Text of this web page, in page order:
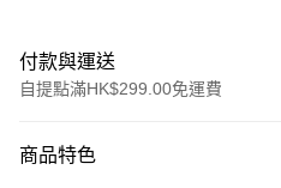
付款與運送
自提點滿HK$299.00免運費
信用卡
商品特色